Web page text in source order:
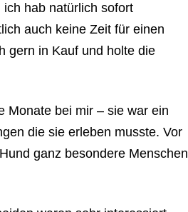
hab natürlich sofort
auch keine Zeit für einen
gern in Kauf und holte die
Monate bei mir – sie war ein
die sie erleben musste. Vor
ganz besondere Menschen